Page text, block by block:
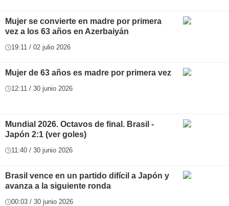
Mujer se convierte en madre por primera
vez a los 63 años en Azerbaiyán
19:11 / 02 julio 2026
Mujer de 63 años es madre por primera vez
12:11 / 30 junio 2026
Mundial 2026. Octavos de final. Brasil -
Japón 2:1 (ver goles)
11:40 / 30 junio 2026
Brasil vence en un partido difícil a Japón y
avanza a la siguiente ronda
00:03 / 30 junio 2026